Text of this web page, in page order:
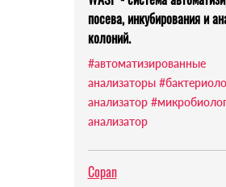
посева, инкубирования и
колоний.
#автоматизированные
анализаторы
анализатор
анализатор
Copan